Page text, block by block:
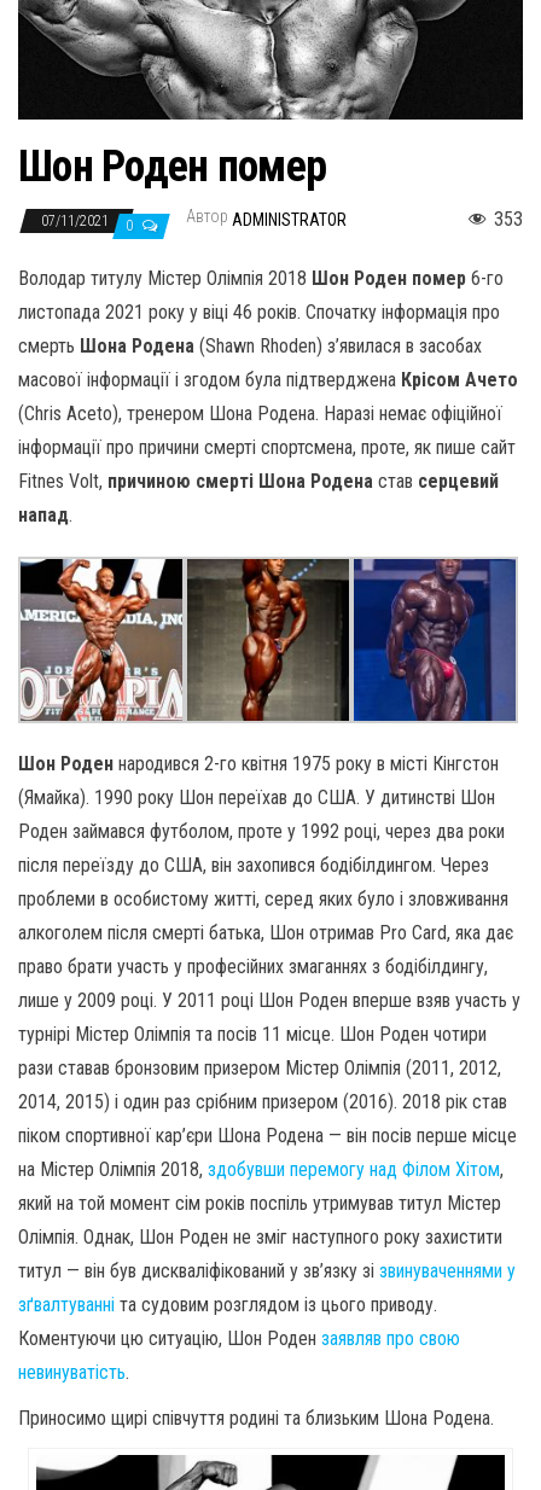
ц
ю
Шон Роден помер
07/11/2021 0 Автор ADMINISTRATOR 353
Володар титулу Містер Олімпія 2018 Шон Роден помер 6-го
листопада 2021 року у віці 46 років. Спочатку інформація про
смерть Шона Родена (Shawn Rhoden) з’явилася в засобах
масової інформації і згодом була підтверджена Крісом Ачето
(Chris Aceto), тренером Шона Родена. Наразі немає офіційної
інформації про причини смерті спортсмена, проте, як пише сайт
Fitnes Volt, причиною смерті Шона Родена став серцевий
напад.
Шон Роден народився 2-го квітня 1975 року в місті Кінгстон
(Ямайка). 1990 року Шон переїхав до США. У дитинстві Шон
Роден займався футболом, проте у 1992 році, через два роки
після переїзду до США, він захопився бодібілдингом. Через
проблеми в особистому житті, серед яких було і зловживання
алкоголем після смерті батька, Шон отримав Pro Card, яка дає
право брати участь у професійних змаганнях з бодібілдингу,
лише у 2009 році. У 2011 році Шон Роден вперше взяв участь у
турнірі Містер Олімпія та посів 11 місце. Шон Роден чотири
рази ставав бронзовим призером Містер Олімпія (2011, 2012,
2014, 2015) і один раз срібним призером (2016). 2018 рік став
піком спортивної кар’єри Шона Родена — він посів перше місце
на Містер Олімпія 2018, здобувши перемогу над Філом Хітом,
який на той момент сім років поспіль утримував титул Містер
Олімпія. Однак, Шон Роден не зміг наступного року захистити
титул — він був дискваліфікований у зв’язку зі звинуваченнями у
зґвалтуванні та судовим розглядом із цього приводу.
Коментуючи цю ситуацію, Шон Роден заявляв про свою
невинуватість.
Приносимо щирі співчуття родині та близьким Шона Родена.